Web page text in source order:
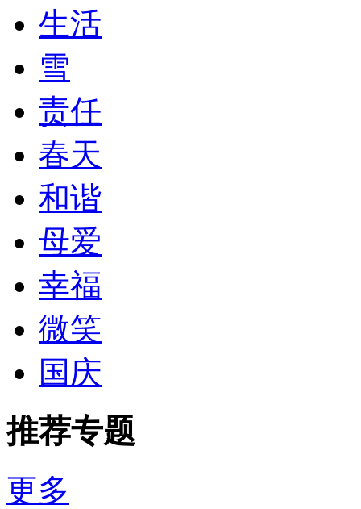
生活
雪
责任
春天
和谐
母爱
幸福
微笑
国庆
推荐专题
更多